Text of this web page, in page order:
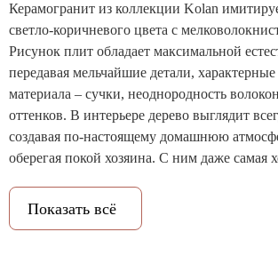
Керамогранит из коллекции Kolan
светло-коричневого цвета с
Рисунок плит обладает максимальной
передавая мельчайшие детали,
материала – сучки, неоднородность
оттенков. В интерьере дерево выглядит
создавая по-настоящему домашнюю
оберегая покой хозяина. С ним даже самая
Изюминку керамограниту Kolan придает
«деревянные рейки». Этот тренд очень
Показать всё